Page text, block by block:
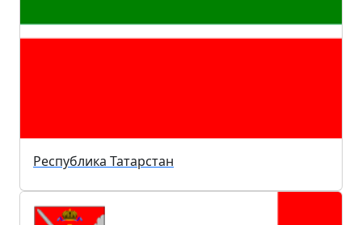
Республика Татарстан